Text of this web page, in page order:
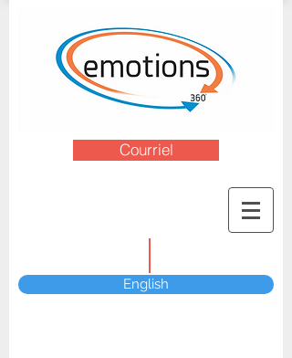
Courriel
English